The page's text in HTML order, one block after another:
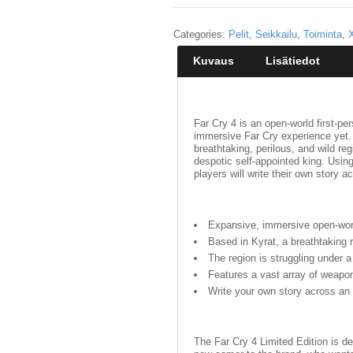
Categories: Pelit, Seikkailu, Toiminta,
Kuvaus Lisätiedot
Far Cry 4 is an open-world first-
immersive Far Cry experience
breathtaking, perilous, and wild
despotic self-appointed king.
players will write their own story
Expansive, immersive open-
Based in Kyrat, a breathtaking
The region is struggling under
Features a vast array of
Write your own story across
The Far Cry 4 Limited Edition is